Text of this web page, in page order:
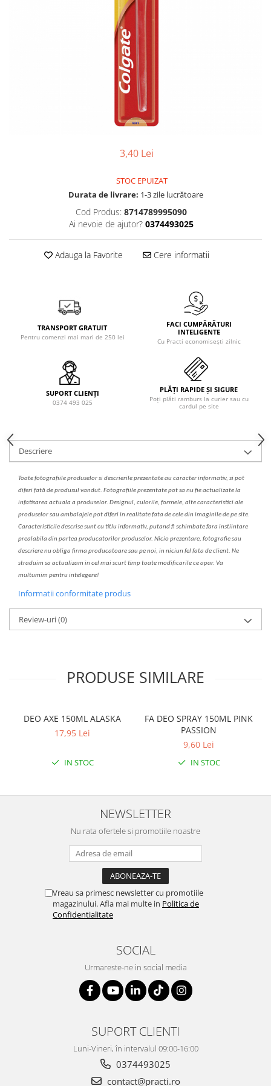
Folie aluminiu,folie alimentara
Produse de dezinfectare
Sac menajer
Sapun lichid, sapun
Tratament pentru par, conditioner
3,40 Lei
STOC EPUIZAT
Durata de livrare: 1-3 zile lucrătoare
Cod Produs: 8714789995090
Ai nevoie de ajutor? 0374493025
Adauga la Favorite Cere informatii
TRANSPORT GRATUIT
Pentru comenzi mai mari de 250 lei
FACI CUMPĂRĂTURI
INTELIGENTE
Cu Practi economisești zilnic
SUPORT CLIENȚI
0374 493 025
PLĂȚI RAPIDE ȘI SIGURE
Poți plăti ramburs la curier sau cu
cardul pe site
Descriere
Toate fotografiile produselorsidescrierileprezentate au caracter informativ, si pot
diferi fată de produsul vandut. Fotografiile prezentate pot sa nu fie actualizate la
infatisarea actuala a produselor. Designul, culorile, formele, alte caracteristici ale
produselor sau ambalajele pot diferi in realitate fata de cele din imaginile de pe site.
Caracteristicile descrise sunt cu titlu informativ, putand fi schimbate fara instiintare
prealabila din partea producatorilor produselor. Nicio prezentare, fotografie sau
descriere nu obliga firma producatoare sau pe noi, in niciun fel fata de client. Ne
straduim sa actualizam in cel mai scurt timp toate modificarile ce apar. Va
multumim pentru intelegere!
Informatii conformitate produs
Review-uri(0)
PRODUSE SIMILARE
DEO AXE 150ML ALASKA
17,95 Lei
IN STOC
FA DEO SPRAY 150ML PINK
PASSION
9,60 Lei
IN STOC
NEWSLETTER
Nu rata ofertele si promotiile noastre
Vreau sa primesc newsletter cu promotiile
magazinului. Afla mai multe in Politica de
Confidentialitate
SOCIAL
Urmareste-ne in social media
SUPORT CLIENTI
Luni-Vineri, în intervalul 09:00-16:00
0374493025
contact@practi.ro